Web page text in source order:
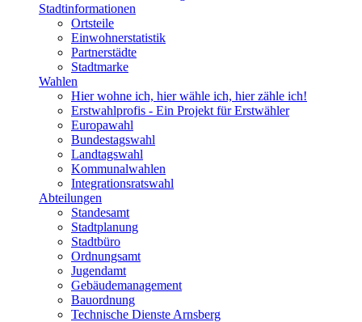
Stadtinformationen
Ortsteile
Einwohnerstatistik
Partnerstädte
Stadtmarke
Wahlen
Hier wohne ich, hier wähle ich, hier zähle ich!
Erstwahlprofis - Ein Projekt für Erstwähler
Europawahl
Bundestagswahl
Landtagswahl
Kommunalwahlen
Integrationsratswahl
Abteilungen
Standesamt
Stadtplanung
Stadtbüro
Ordnungsamt
Jugendamt
Gebäudemanagement
Bauordnung
Technische Dienste Arnsberg